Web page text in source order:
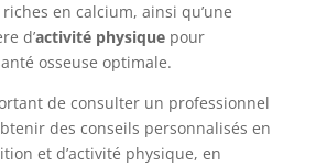
en calcium, ainsi qu’une
d’activité physiquepour
osseuse optimale.
de consulter un professionnel
des conseils personnalisés en
et d’activité physique, en